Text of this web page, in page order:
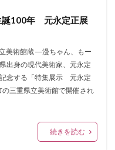
誕100年 元永定正展
美術館蔵 ―漫ちゃん、もー
出身の現代美術家、元永定
念する「特集展示 元永定
三重県立美術館で開催され
続きを読む